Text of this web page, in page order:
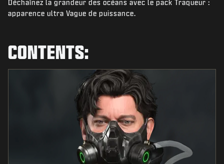
NIEUWS
REGISTREREN
Déchaînez la grandeur des océans avec le pack Traqueur :
apparence ultra Vague de puissance.
CONTENTS: